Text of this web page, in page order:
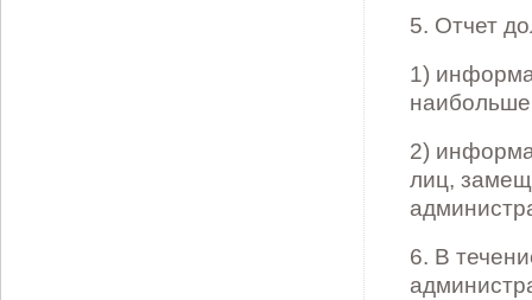
5. Отчет
1)
2)
лиц,
6. В